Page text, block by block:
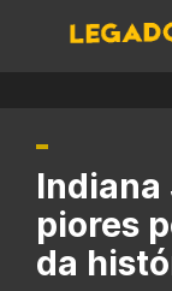
Indiana
piores
da